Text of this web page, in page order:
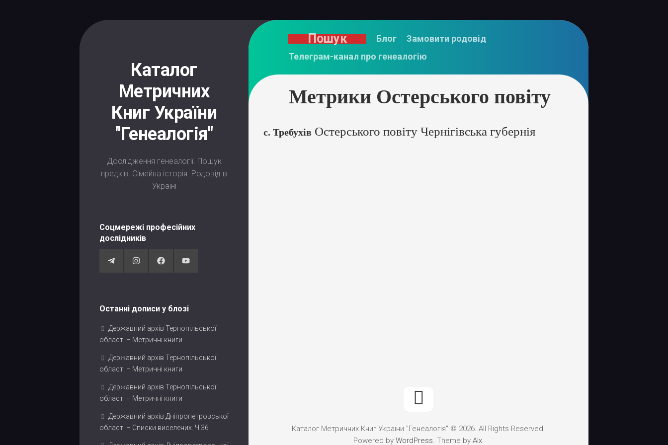
Каталог
Метричних
Книг України
"Генеалогія"
Дослідження генеалогії. Пошук
предків. Сімейна історія. Родовід в
Україні
Соцмережі професійних
дослідників
Останні дописи у блозі
Державний архів Тернопільської
області – Метричні книги
Державний архів Тернопільської
області – Метричні книги
Державний архів Тернопільської
області – Метричні книги
Державний архів Дніпропетровської
області – Списки виселених. Ч.36
Пошук Блог
Замовити родовід
Телеграм-канал про генеалогію
Метрики Остерського повіту
с. Требухів Остерського повіту Чернігівська губернія
Каталог Метричних Книг України "Генеалогія" © 2026. All Rights Reserved.
Powered by WordPress. Theme by Alx.